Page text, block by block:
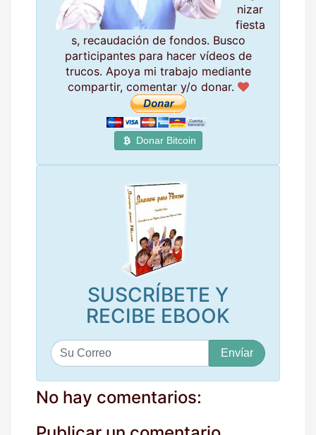
nizar
fiesta
s, recaudación de fondos. Busco
participantes para hacer vídeos de
trucos. Apoya mi trabajo mediante
compartir, comentar y/o donar.
Donar Bitcoin
SUSCRÍBETE Y
RECIBE EBOOK
u
c
o
No hay comentarios: